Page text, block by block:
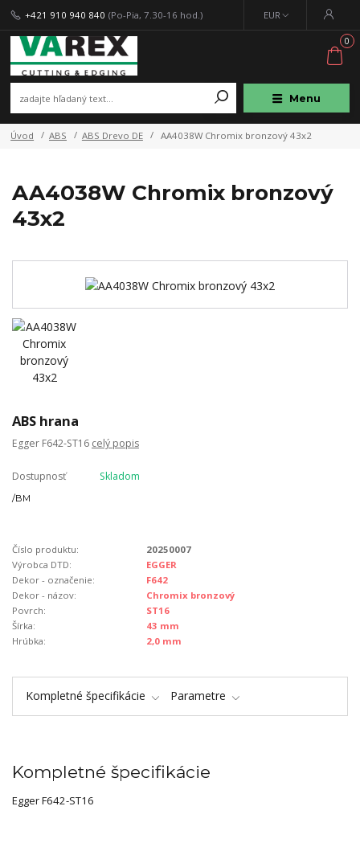
Menu
EUR
+421 910 940 840 (Po-Pia, 7.30-16 hod.)
0
Úvod ABS ABS Drevo DE AA4038W Chromix bronzový 43x2
AA4038W Chromix bronzový
43x2
ABS hrana
Egger F642-ST16 celý popis
Dostupnosť Skladom
/BM
Číslo produktu:
20250007
Výrobca DTD:
EGGER
Dekor - označenie:
F642
Dekor - názov:
Chromix bronzový
Povrch:
ST16
Šírka:
43 mm
Hrúbka:
2,0 mm
Kompletné špecifikácie Parametre
Kompletné špecifikácie
Egger F642-ST16